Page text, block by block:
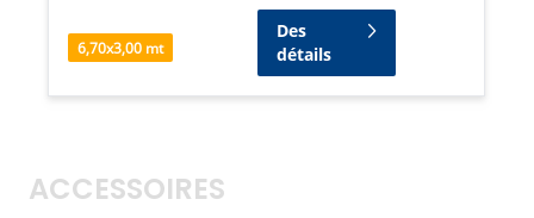
6,70x3,00 mt
Des
détails
ACCESSOIRES